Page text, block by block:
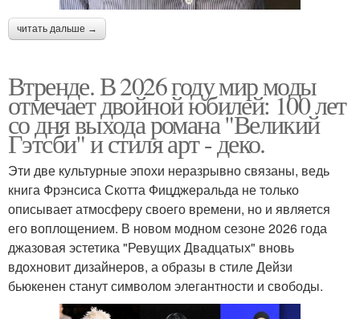
читать дальше →
Втренде. В 2026 году мир моды
отмечает двойной юбилей: 100 лет
со дня выхода романа "Великий
Гэтсби" и стиля арт - деко.
Эти две культурные эпохи неразрывно связаны, ведь
книга Фрэнсиса Скотта Фицджеральда не только
описывает атмосферу своего времени, но и является
его воплощением. В новом модном сезоне 2026 года
джазовая эстетика "Ревущих Двадцатых" вновь
вдохновит дизайнеров, а образы в стиле Дейзи
бьюкенен станут символом элегантности и свободы.